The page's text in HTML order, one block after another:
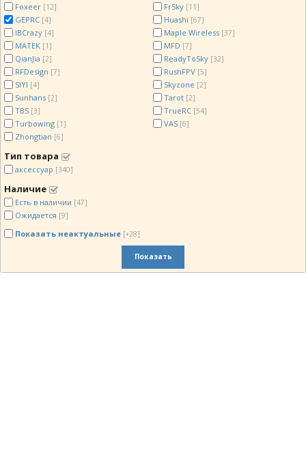
Foxeer [12] FrSky [11]
GEPRC [4] Huashi [67]
IBCrazy [4] Maple Wireless [37]
MATEK [1] MFD [7]
QianJia [2] ReadyToSky [32]
RFDesign [7] RushFPV [5]
SIYI [4] Skyzone [2]
Sunhans [2] Tarot [2]
TBS [3] TrueRC [54]
Turbowing [1] VAS [6]
Zhongtian [6]
Тип товара
аксессуар [340]
Наличие
Есть в наличии [47]
Ожидается [9]
Показать неактуальные [+28]
Показать